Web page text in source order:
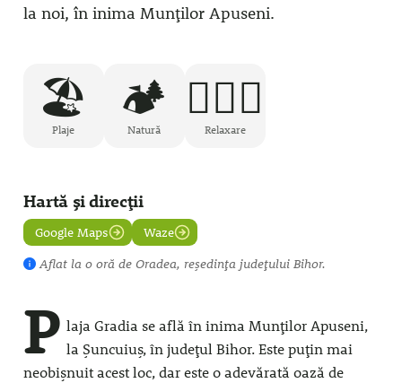
la noi, în inima Munților Apuseni.
🏖️
Plaje
🏕️
Natură
🧘🏻‍♂️
Relaxare
Hartă și direcții
Google Maps
Waze
Aflat la o orăde Oradea, reședința județului Bihor.
P laja Gradia se află în inima Munților Apuseni,
la Șuncuiuș, în județul Bihor. Este puțin mai
neobișnuit acest loc, dar este o adevărată oază de